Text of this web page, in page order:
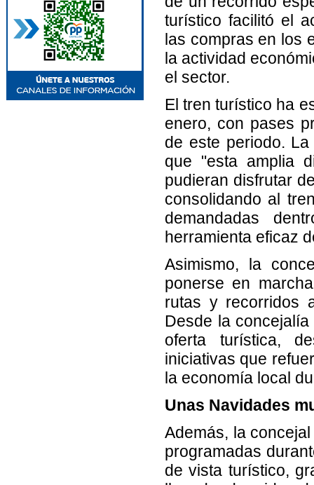
turístico facilitó el
las compras en los
la actividad
el sector.
El tren turístico ha
enero, con pases
de este periodo.
que "esta amplia
pudieran disfrutar
consolidando al
demandadas
herramienta eficaz
Asimismo, la
ponerse en
rutas y recorridos
Desde la
oferta turística,
iniciativas que
la economía local
Unas Navidades
Además, la
programadas
de vista turístico,